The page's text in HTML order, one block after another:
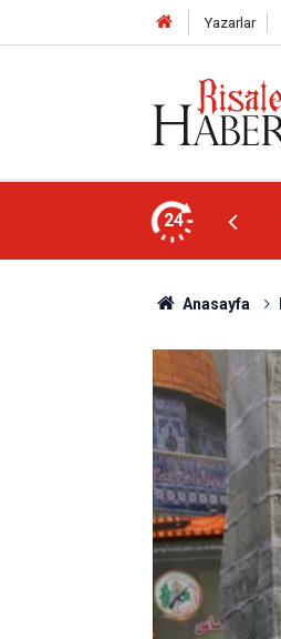
Yazarlar
24
geçirdiğini söyleyebilir miydik?
Anasayfa